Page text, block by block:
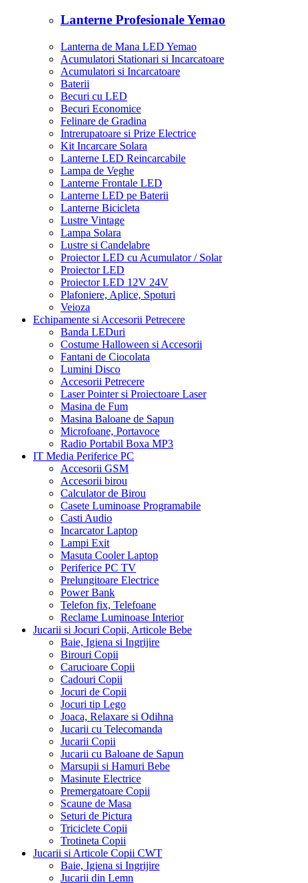
Lanterne Profesionale Yemao
Lanterna de Mana LED Yemao
Acumulatori Stationari si Incarcatoare
Acumulatori si Incarcatoare
Baterii
Becuri cu LED
Becuri Economice
Felinare de Gradina
Intrerupatoare si Prize Electrice
Kit Incarcare Solara
Lanterne LED Reincarcabile
Lampa de Veghe
Lanterne Frontale LED
Lanterne LED pe Baterii
Lanterne Bicicleta
Lustre Vintage
Lampa Solara
Lustre si Candelabre
Proiector LED cu Acumulator / Solar
Proiector LED
Proiector LED 12V 24V
Plafoniere, Aplice, Spoturi
Veioza
Echipamente si Accesorii Petrecere
Banda LEDuri
Costume Halloween si Accesorii
Fantani de Ciocolata
Lumini Disco
Accesorii Petrecere
Laser Pointer si Proiectoare Laser
Masina de Fum
Masina Baloane de Sapun
Microfoane, Portavoce
Radio Portabil Boxa MP3
IT Media Periferice PC
Accesorii GSM
Accesorii birou
Calculator de Birou
Casete Luminoase Programabile
Casti Audio
Incarcator Laptop
Lampi Exit
Masuta Cooler Laptop
Periferice PC TV
Prelungitoare Electrice
Power Bank
Telefon fix, Telefoane
Reclame Luminoase Interior
Jucarii si Jocuri Copii, Articole Bebe
Baie, Igiena si Ingrijire
Birouri Copii
Carucioare Copii
Cadouri Copii
Jocuri de Copii
Jocuri tip Lego
Joaca, Relaxare si Odihna
Jucarii cu Telecomanda
Jucarii Copii
Jucarii cu Baloane de Sapun
Marsupii si Hamuri Bebe
Masinute Electrice
Premergatoare Copii
Scaune de Masa
Seturi de Pictura
Triciclete Copii
Trotineta Copii
Jucarii si Articole Copii CWT
Baie, Igiena si Ingrijire
Jucarii din Lemn